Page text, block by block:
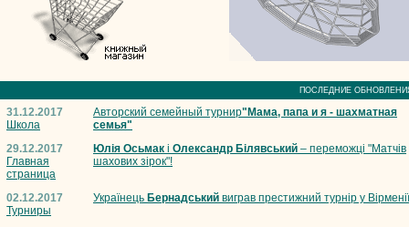
ПОСЛЕДНИЕ
31.12.2017
Школа
Авторский семейный турнир"Мама, папа и я - шахматная
семья"
29.12.2017
Главная
страница
Юлія Осьмак і Олександр Білявський – переможці "Матчів
шахових зірок"!
02.12.2017
Турниры
Українець Бернадський виграв престижний турнір у Вірменії